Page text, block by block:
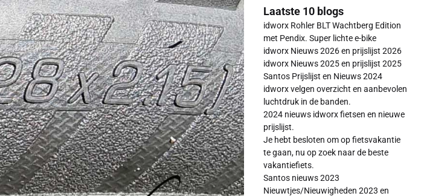
Laatste 10 blogs
idworx Rohler BLT Wachtberg Edition
met Pendix. Super lichte e-bike
idworx Nieuws 2026 en prijslijst 2026
idworx Nieuws 2025 en prijslijst 2025
Santos Prijslijst en Nieuws 2024
idworx velgen overzicht en aanbevolen
luchtdruk in de banden.
2024 nieuws idworx fietsen en nieuwe
prijslijst.
Je hebt besloten om op fietsvakantie
te gaan, nu op zoek naar de beste
vakantiefiets.
Santos nieuws 2023
Nieuwtjes/Nieuwigheden 2023 en